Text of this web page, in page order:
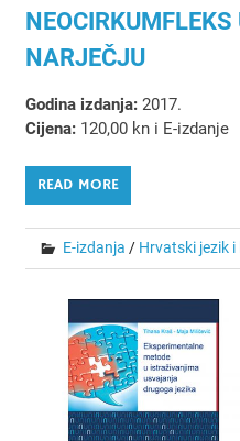
NARJEČJU
Godina izdanja:2017.
Cijena:120,00 kn i E-izdanje
READ MORE
E-izdanja / Hrvatski jezik